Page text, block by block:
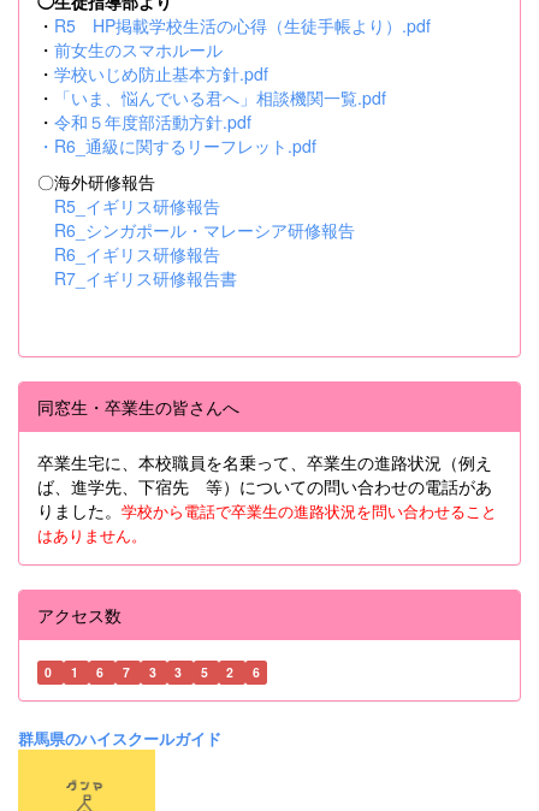
・ R5 HP掲載学校生活の心得（生徒手帳より）.pdf
・ 前女生のスマホルール
・ 学校いじめ防止基本方針.pdf
・
「いま、悩んでいる君へ」相談機関一覧.pdf
・ 令和５年度部活動方針.pdf
・ R6_通級に関するリーフレット.pdf
〇海外研修報告
R5_イギリス研修報告
R6_シンガポール・マレーシア研修報告
R6_イギリス研修報告
R7_イギリス研修報告書
同窓生・卒業生の皆さんへ
卒業生宅に、本校職員を名乗って、卒業生の進路状況（例え
ば、進学先、下宿先 等）についての問い合わせの電話があ
りました。 学校から電話で卒業生の進路状況を問い合わせること
はありません。
アクセス数
0 1 6 7 3 3 5 2 6
群馬県のハイスクールガイド